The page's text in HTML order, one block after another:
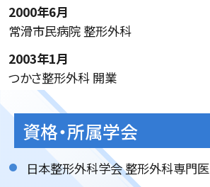
2000年6月
常滑市民病院 整形外科
2003年1月
つかさ整形外科 開業
資格・所属学会
日本整形外科学会 整形外科専門医